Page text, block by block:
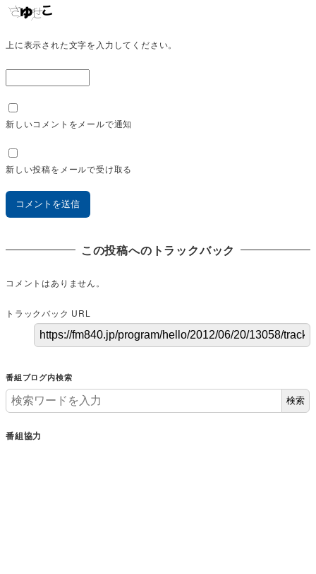
上に表示された文字を入力してください。
新しいコメントをメールで通知
新しい投稿をメールで受け取る
この投稿へのトラックバック
コメントはありません。
トラックバック URL
番組ブログ内検索
検索
番組協力